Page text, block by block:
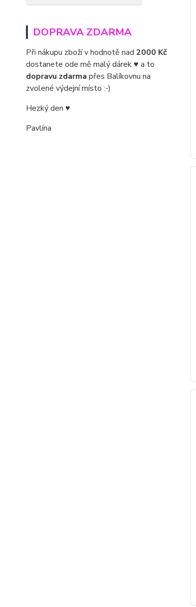
DOPRAVA ZDARMA
Při nákupu zboží v hodnotě nad 2000 Kč
dostanete ode mě malý dárek ♥ a to
dopravu zdarma přes Balíkovnu na
zvolené výdejní místo :-)
Hezký den ♥
Pavlína